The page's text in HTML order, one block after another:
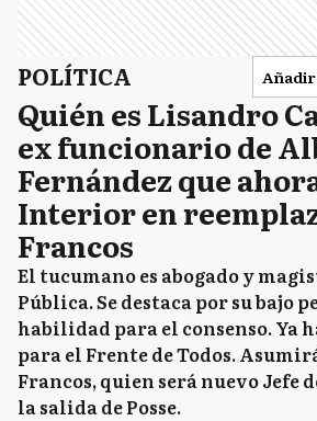
POLÍTICA
Quién es Lisandro
ex funcionario de
Fernández que
Interior en
Francos
El tucumano es abogado y
Pública. Se destaca por su bajo
habilidad para el consenso. Ya
para el Frente de Todos.
Francos, quien será nuevo Jefe
la salida de Posse.